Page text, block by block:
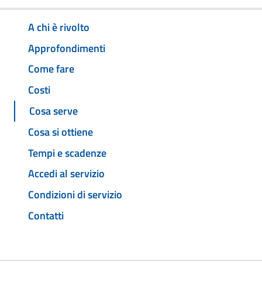
A chi è rivolto
Approfondimenti
Come fare
Costi
Cosa serve
Cosa si ottiene
Tempi e scadenze
Accedi al servizio
Condizioni di servizio
Contatti